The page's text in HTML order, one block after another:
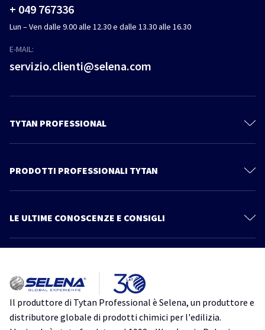
+ 049 767336
Lun – Ven dalle 9.00 alle 12.30 e dalle 13.30 alle 16.30
E-MAIL:
servizio.clienti@selena.com
TYTAN PROFESSIONAL
Contattaci
Prodotti
PRODOTTI PROFESSIONALI TYTAN
Sistema Cartongesso
Impermeabilizzanti
Accessori
Ancoranti Chimici
LE ULTIME CONOSCENZE E CONSIGLI
Più articoli
di isolare
isolamento isolamento acustico isolamento termico
poliuretanica
TytanProfessional
Il produttore di Tytan Professional è Selena, un produttore e
distributore globale di prodotti chimici per l'edilizia.